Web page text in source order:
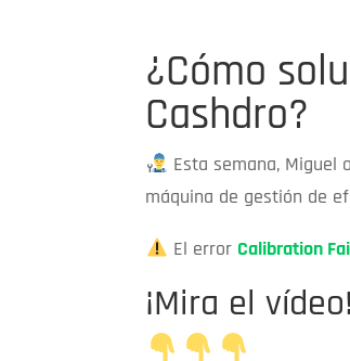
¿Cómo
Cashdro?
Esta semana, Miguel
máquina de gestión de
El error Calibration
¡Mira el vídeo!